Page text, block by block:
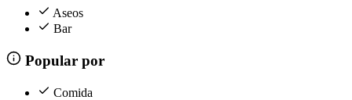
Aseos
Bar
Popular por
Comida